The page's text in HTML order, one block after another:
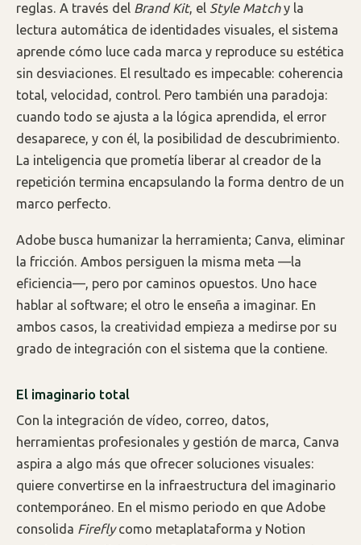
reglas. A través del Brand Kit, el Style Matchy la
lectura automática de identidades visuales, el sistema
aprende cómo luce cada marca y reproduce su estética
sin desviaciones. El resultado es impecable: coherencia
total, velocidad, control. Pero también una paradoja:
cuando todo se ajusta a la lógica aprendida, el error
desaparece, y con él, la posibilidad de descubrimiento.
La inteligencia que prometía liberar al creador de la
repetición termina encapsulando la forma dentro de un
marco perfecto.
Adobe busca humanizar la herramienta; Canva, eliminar
la fricción. Ambos persiguen la misma meta —la
eficiencia—, pero por caminos opuestos. Uno hace
hablar al software; el otro le enseña a imaginar. En
ambos casos, la creatividad empieza a medirse por su
grado de integración con el sistema que la contiene.
El imaginario total
Con la integración de vídeo, correo, datos,
herramientas profesionales y gestión de marca, Canva
aspira a algo más que ofrecer soluciones visuales:
quiere convertirse en la infraestructura del imaginario
contemporáneo. En el mismo periodo en que Adobe
consolida Fireflycomo metaplataforma y Notion